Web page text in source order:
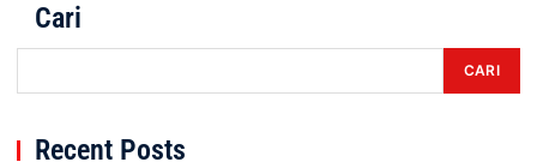
Cari
CARI
Recent Posts